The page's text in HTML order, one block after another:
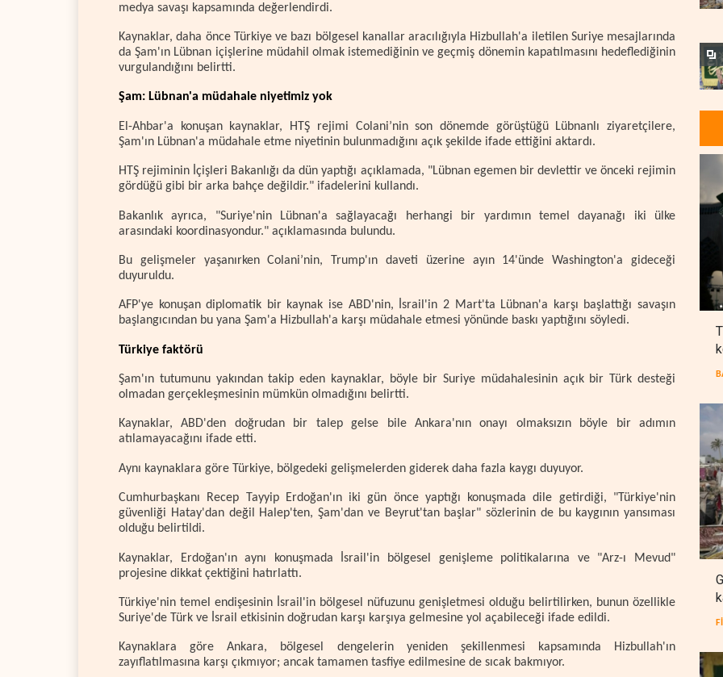
medya savaşı kapsamında değerlendirdi.
Kaynaklar, daha önce Türkiye ve bazı bölgesel kanallar aracılığıyla Hizbullah'a iletilen Suriye mesajlarında
da Şam'ın Lübnan içişlerine müdahil olmak istemediğinin ve geçmiş dönemin kapatılmasını hedeflediğinin
vurgulandığını belirtti.
Şam: Lübnan'a müdahale niyetimiz yok
El-Ahbar'a konuşan kaynaklar, HTŞ rejimi Colani’nin son dönemde görüştüğü Lübnanlı ziyaretçilere,
Şam'ın Lübnan'a müdahale etme niyetinin bulunmadığını açık şekilde ifade ettiğini aktardı.
HTŞ rejiminin İçişleri Bakanlığı da dün yaptığı açıklamada, "Lübnan egemen bir devlettir ve önceki rejimin
gördüğü gibi bir arka bahçe değildir." ifadelerini kullandı.
Bakanlık ayrıca, "Suriye'nin Lübnan'a sağlayacağı herhangi bir yardımın temel dayanağı iki ülke
arasındaki koordinasyondur." açıklamasında bulundu.
Bu gelişmeler yaşanırken Colani’nin, Trump'ın daveti üzerine ayın 14'ünde Washington'a gideceği
duyuruldu.
AFP'ye konuşan diplomatik bir kaynak ise ABD'nin, İsrail'in 2 Mart'ta Lübnan'a karşı başlattığı savaşın
başlangıcından bu yana Şam'a Hizbullah'a karşı müdahale etmesi yönünde baskı yaptığını söyledi.
Türkiye faktörü
Şam'ın tutumunu yakından takip eden kaynaklar, böyle bir Suriye müdahalesinin açık bir Türk desteği
olmadan gerçekleşmesinin mümkün olmadığını belirtti.
Kaynaklar, ABD'den doğrudan bir talep gelse bile Ankara'nın onayı olmaksızın böyle bir adımın
atılamayacağını ifade etti.
Aynı kaynaklara göre Türkiye, bölgedeki gelişmelerden giderek daha fazla kaygı duyuyor.
Cumhurbaşkanı Recep Tayyip Erdoğan'ın iki gün önce yaptığı konuşmada dile getirdiği, "Türkiye'nin
güvenliği Hatay'dan değil Halep'ten, Şam'dan ve Beyrut'tan başlar" sözlerinin de bu kaygının yansıması
olduğu belirtildi.
Kaynaklar, Erdoğan'ın aynı konuşmada İsrail'in bölgesel genişleme politikalarına ve "Arz-ı Mevud"
projesine dikkat çektiğini hatırlattı.
Türkiye'nin temel endişesinin İsrail'in bölgesel nüfuzunu genişletmesi olduğu belirtilirken, bunun özellikle
Suriye'de Türk ve İsrail etkisinin doğrudan karşı karşıya gelmesine yol açabileceği ifade edildi.
Kaynaklara göre Ankara, bölgesel dengelerin yeniden şekillenmesi kapsamında Hizbullah'ın
zayıflatılmasına karşı çıkmıyor; ancak tamamen tasfiye edilmesine de sıcak bakmıyor.